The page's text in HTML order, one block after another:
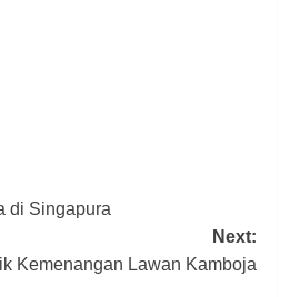
di Singapura
Next:
Kemenangan Lawan Kamboja